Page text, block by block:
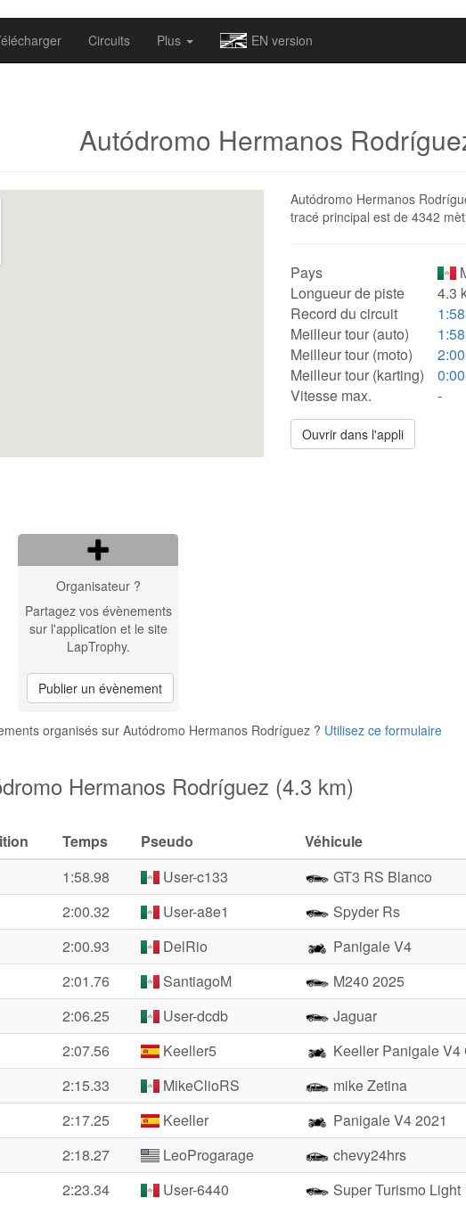
Circuits Plus EN version
Autódromo Hermanos
Autódromo Hermanos
tracé principal est de 4342
Pays
Longueur de piste
4.3
Record du circuit
Meilleur tour (auto)
Meilleur tour (moto)
Meilleur tour (karting)
Vitesse max.
-
Ouvrir dans l'appli
Organisateur ?
Partagez vos évènements
sur l'application et le site
LapTrophy.
Publier un évènement
organisés sur Autódromo Hermanos Rodríguez ? Utilisez ce formulaire
Hermanos Rodríguez (4.3 km)
Temps Pseudo
Véhicule
1:58.98 User-c133
GT3 RS Blanco
2:00.32 User-a8e1
Spyder Rs
2:00.93 DelRio
Panigale V4
2:01.76 SantiagoM
M240 2025
2:06.25 User-dcdb
Jaguar
2:07.56 Keeller5
Keeller Panigale V4
2:15.33 MikeClioRS
mike Zetina
2:17.25 Keeller
Panigale V4 2021
2:18.27 LeoProgarage
chevy24hrs
2:23.34 User-6440 Super Turismo Light